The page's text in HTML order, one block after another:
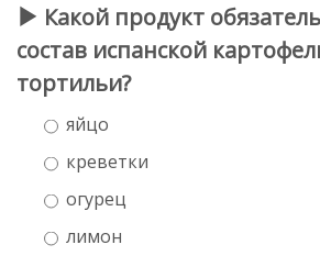
Какой продукт
состав испанской
тортильи?
яйцо
креветки
огурец
лимон